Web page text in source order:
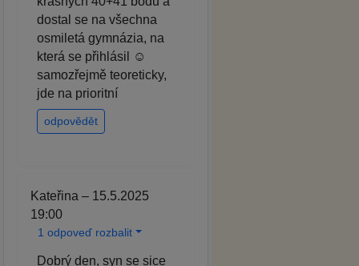
dostal se na všechna
osmiletá gymnázia, na
která se přihlásil ☺️
samozřejmě teoreticky,
jde na prioritní
odpovědět
Kateřina – 15.5.2025
19:00
1 odpoveď rozbalit
Dobrý den, syn se sice